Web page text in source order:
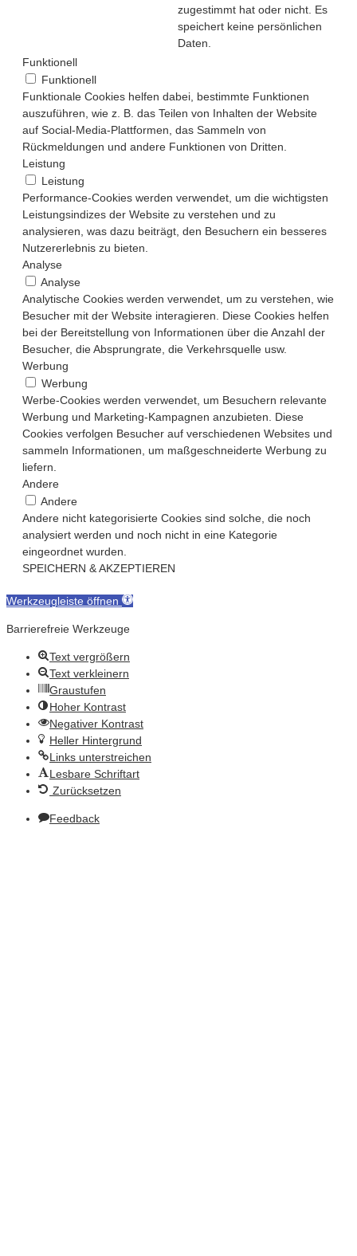
zugestimmt hat oder nicht. Es
speichert keine persönlichen
Daten.
Funktionell
Funktionell
Funktionale Cookies helfen dabei, bestimmte Funktionen
auszuführen, wie z. B. das Teilen von Inhalten der Website
auf Social-Media-Plattformen, das Sammeln von
Rückmeldungen und andere Funktionen von Dritten.
Leistung
Leistung
Performance-Cookies werden verwendet, um die wichtigsten
Leistungsindizes der Website zu verstehen und zu
analysieren, was dazu beiträgt, den Besuchern ein besseres
Nutzererlebnis zu bieten.
Analyse
Analyse
Analytische Cookies werden verwendet, um zu verstehen, wie
Besucher mit der Website interagieren. Diese Cookies helfen
bei der Bereitstellung von Informationen über die Anzahl der
Besucher, die Absprungrate, die Verkehrsquelle usw.
Werbung
Werbung
Werbe-Cookies werden verwendet, um Besuchern relevante
Werbung und Marketing-Kampagnen anzubieten. Diese
Cookies verfolgen Besucher auf verschiedenen Websites und
sammeln Informationen, um maßgeschneiderte Werbung zu
liefern.
Andere
Andere
Andere nicht kategorisierte Cookies sind solche, die noch
analysiert werden und noch nicht in eine Kategorie
eingeordnet wurden.
SPEICHERN & AKZEPTIEREN
Werkzeugleiste öffnen
Barrierefreie Werkzeuge
Text vergrößern
Text verkleinern
Graustufen
Hoher Kontrast
Negativer Kontrast
Heller Hintergrund
Links unterstreichen
Lesbare Schriftart
Zurücksetzen
Feedback